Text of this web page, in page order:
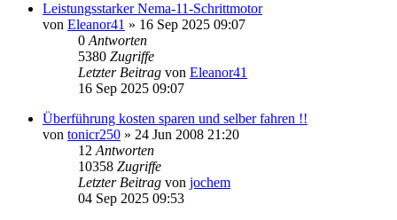
Leistungsstarker Nema-11-Schrittmotor
von Eleanor41 » 16 Sep 2025 09:07
0 Antworten
5380 Zugriffe
Letzter Beitrag von Eleanor41
16 Sep 2025 09:07
Überführung kosten sparen und selber fahren !!
von tonicr250 » 24 Jun 2008 21:20
12 Antworten
10358 Zugriffe
Letzter Beitrag von jochem
04 Sep 2025 09:53